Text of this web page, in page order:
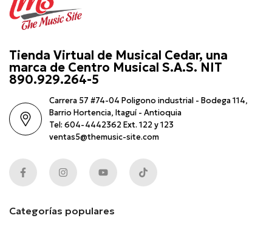
Tienda Virtual de Musical Cedar, una
marca de Centro Musical S.A.S. NIT
890.929.264-5
Carrera 57 #74-04 Poligono industrial - Bodega 114,
Barrio Hortencia, Itaguí - Antioquia
Tel: 604-4442362 Ext. 122 y 123
ventas5@themusic-site.com
Categorías populares